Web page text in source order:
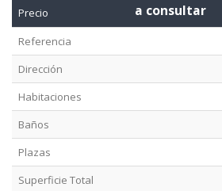
Precio a consultar
Referencia
Dirección
Habitaciones
Baños
Plazas
Superficie Total